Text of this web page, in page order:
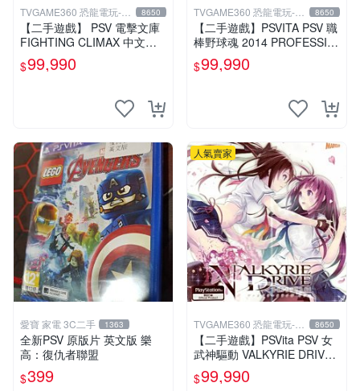
TVGAME360 恐龍電玩-台
中店
8650
【二手遊戲】 PSV 電擊文庫
FIGHTING CLIMAX 中文版
【台中恐龍電玩】
$99,990
TVGAME360 恐龍電玩-台
中店
8650
【二手遊戲】PSVITA PSV 職
棒野球魂 2014 PROFESSIO
NAL BASEBALL 2014 日文
版
$99,990
愛寶 家電 3C二手 1363
全新PSV 原版片 英文版 樂
高：復仇者聯盟
$399
人氣賣家
TVGAME360 恐龍電玩-台
中店
8650
【二手遊戲】PSVita PSV 女
武神驅動 VALKYRIE DRIVE
日文版【台中恐龍電玩】
$99,990